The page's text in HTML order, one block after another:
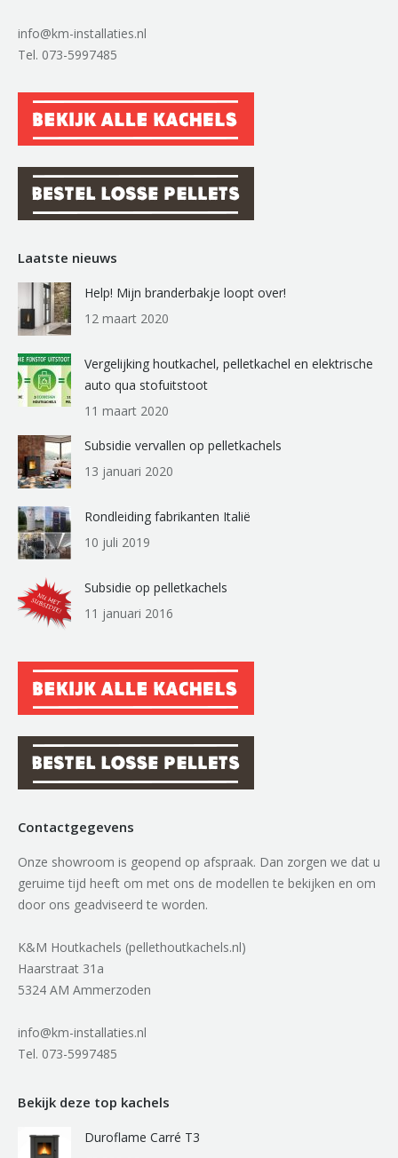
info@km-installaties.nl
Tel. 073-5997485
Laatste nieuws
Help! Mijn branderbakje loopt over!
12 maart 2020
Vergelijking houtkachel, pelletkachel en elektrische
auto qua stofuitstoot
11 maart 2020
Subsidie vervallen op pelletkachels
13 januari 2020
Rondleiding fabrikanten Italië
10 juli 2019
Subsidie op pelletkachels
11 januari 2016
Contactgegevens
Onze showroom is geopend op afspraak. Dan zorgen we dat u
geruime tijd heeft om met ons de modellen te bekijken en om
door ons geadviseerd te worden.
K&M Houtkachels (pellethoutkachels.nl)
Haarstraat 31a
5324 AM Ammerzoden
info@km-installaties.nl
Tel. 073-5997485
Bekijk deze top kachels
Duroflame Carré T3